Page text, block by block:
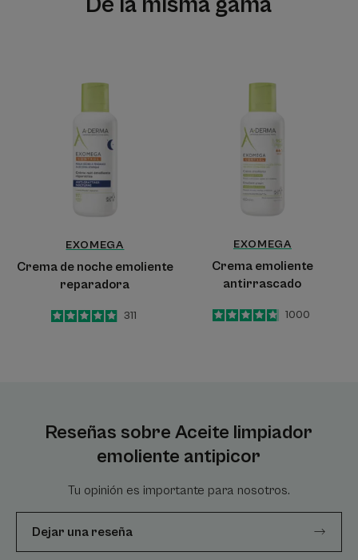
Crema
noche
emoliente
reparadora
EXOMEGA
Crema de noche emoliente
reparadora
5
/
5
311
Crema
antirrascado
EXOMEGA
Crema emoliente
antirrascado
4.8
/5
1000
Reseñas sobre Aceite limpiador
emoliente antipicor
Tu opinión es importante para nosotros.
Dejar una reseña